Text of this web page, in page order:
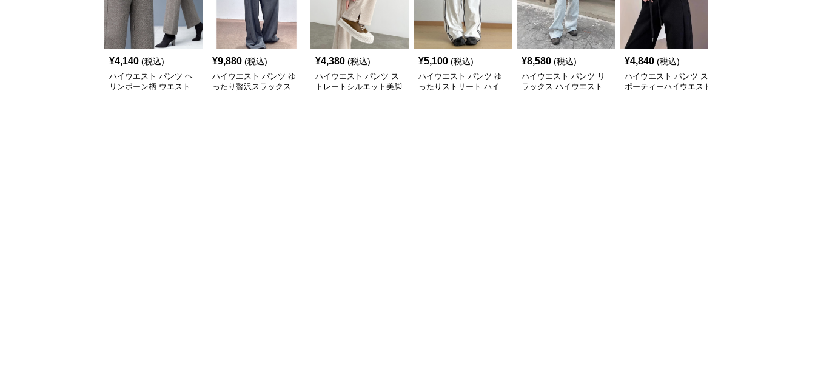
¥4,140 (税込)
ハイウエスト パンツ ヘ
リンボーン柄 ウエスト
¥9,880 (税込)
ハイウエスト パンツ ゆ
ったり贅沢スラックス
¥4,380 (税込)
ハイウエスト パンツ ス
トレートシルエット美脚
¥5,100 (税込)
ハイウエスト パンツ ゆ
ったりストリート ハイ
¥8,580 (税込)
ハイウエスト パンツ リ
ラックス ハイウエスト
¥4,840 (税込)
ハイウエスト パンツ ス
ポーティーハイウエスト